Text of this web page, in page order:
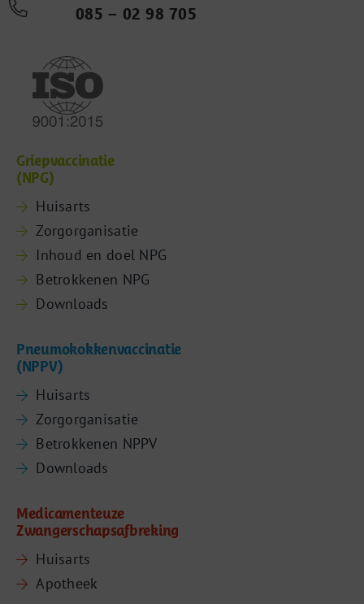
085 – 02 98 705
Griepvaccinatie
(NPG)
Huisarts
Zorgorganisatie
Inhoud en doel NPG
Betrokkenen NPG
Downloads
Pneumokokkenvaccinatie
(NPPV)
Huisarts
Zorgorganisatie
Betrokkenen NPPV
Downloads
Medicamenteuze
Zwangerschapsafbreking
Huisarts
Apotheek